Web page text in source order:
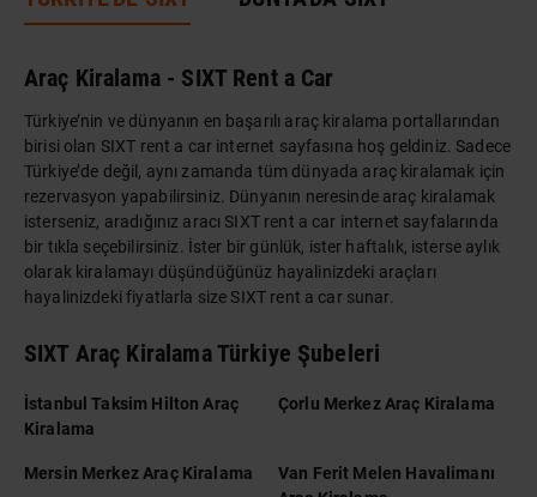
Araç Kiralama - SIXT Rent a Car
Türkiye’nin ve dünyanın en başarılı araç kiralama portallarından
birisi olan SIXT rent a car internet sayfasına hoş geldiniz. Sadece
Türkiye’de değil, aynı zamanda tüm dünyada araç kiralamak için
rezervasyon yapabilirsiniz. Dünyanın neresinde araç kiralamak
isterseniz, aradığınız aracı SIXT rent a car internet sayfalarında
bir tıkla seçebilirsiniz. İster bir günlük, ister haftalık, isterse aylık
olarak kiralamayı düşündüğünüz hayalinizdeki araçları
hayalinizdeki fiyatlarla size SIXT rent a car sunar.
SIXT Araç Kiralama Türkiye Şubeleri
İstanbul Taksim Hilton Araç
Kiralama
Çorlu Merkez Araç Kiralama
Mersin Merkez Araç Kiralama
Van Ferit Melen Havalimanı